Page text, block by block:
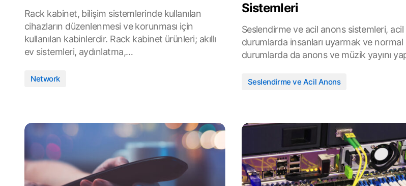
Rack kabinet, bilişim sistemlerinde kullanılan
cihazların düzenlenmesi ve korunması için
kullanılan kabinlerdir. Rack kabinet ürünleri; akıllı
ev sistemleri, aydınlatma,…
Network
Sistemleri
Seslendirme ve acil anons sistemleri, acil
durumlarda insanları uyarmak ve normal
durumlarda da anons ve müzik yayını
Seslendirme ve Acil Anons